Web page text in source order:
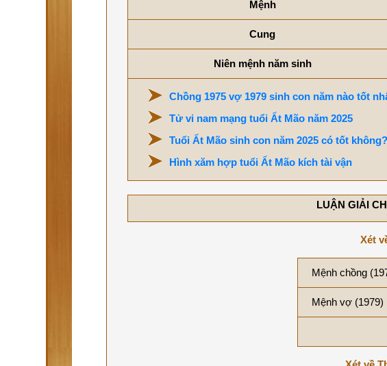
Mệnh
Cung
Niên mệnh năm sinh
Chồng 1975 vợ 1979 sinh con năm nào tốt
Tử vi nam mạng tuổi Ất Mão năm 2025
Tuổi Ất Mão sinh con năm 2025 có tốt không?
Hình xăm hợp tuổi Ất Mão kích tài vận
LUẬN GIẢI
Xét
Mệnh chồng
Mệnh vợ (1979)